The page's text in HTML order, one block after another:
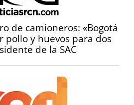
de camioneros: «Bogotá
pollo y huevos para dos
de la SAC